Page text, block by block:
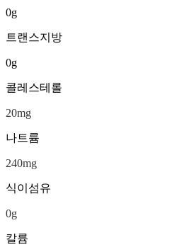
0g
트랜스지방
0g
콜레스테롤
20mg
나트륨
240mg
식이섬유
0g
칼륨